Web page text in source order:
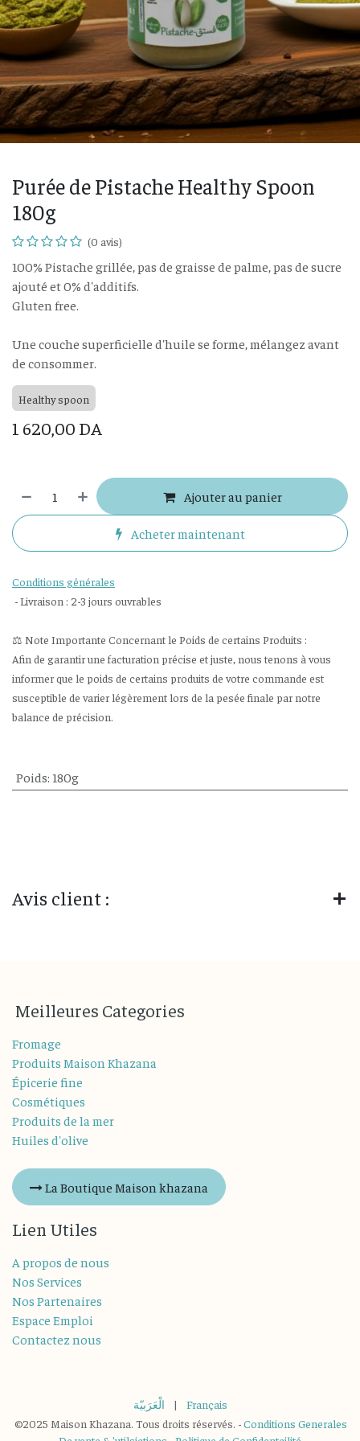
Purée de Pistache Healthy Spoon
180g
(0 avis)
100% Pistache grillée, pas de graisse de palme, pas de sucre
ajouté et 0% d'additifs.
Gluten free.
Une couche superficielle d'huile se forme, mélangez avant
de consommer.
Healthy spoon
1 620,00 DA
Ajouter au panier
Acheter maintenant
Conditions générales
- Livraison : 2-3 jours ouvrables
⚖️ Note Importante Concernant le Poids de certains Produits :
Afin de garantir une facturation précise et juste, nous tenons à vous
informer que le poids de certains produits de votre commande est
susceptible de varier légèrement lors de la pesée finale par notre
balance de précision.
Poids: 180g
Avis client :
Meilleures Categories
Fromage
Produits Maison Khazana
Épicerie fine
Cosmétiques
Produits de la mer
Huiles d'olive
La Boutique Maison khazana
Lien Utiles
A propos de nous
Nos Services
Nos Partenaires
Espace Emploi
Contactez nous
©2025 Maison Khazana. Tous droits réservés. -Conditions Generales
الْعَرَبيّة | Français